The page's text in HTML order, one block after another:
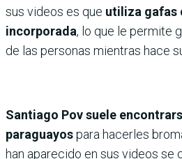
sus videos es que utiliza gafas
incorporada, lo que le permite
de las personas mientras hace
Santiago Pov suele
paraguayospara hacerles
han aparecido en sus videos se